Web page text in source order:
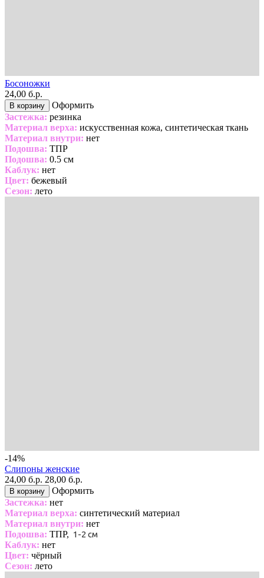
Босоножки
24,00 б.р.
В корзину
Оформить
Застежка: резинка
Материал верха: искусственная кожа, синтетическая ткань
Материал внутри: нет
Подошва: ТПР
Подошва: 0.5 см
Каблук: нет
Цвет: бежевый
Сезон: лето
-14%
Слипоны женские
24,00 б.р. 28,00 б.р.
В корзину
Оформить
Застежка: нет
Материал верха: синтетический материал
Материал внутри: нет
Подошва: ТПР, 1-2 см
Каблук: нет
Цвет: чёрный
Сезон: лето